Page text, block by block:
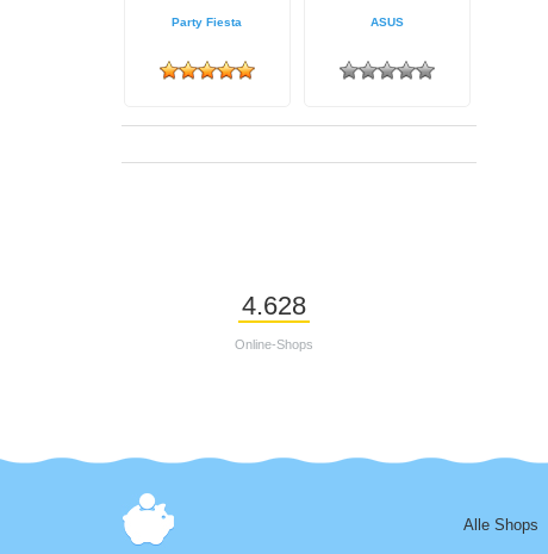
Party Fiesta ASUS
4.628
Online-Shops
Alle Shops